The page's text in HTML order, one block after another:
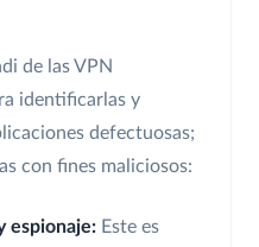
de las VPN
identificarlas y
defectuosas;
con fines maliciosos:
espionaje: Este es